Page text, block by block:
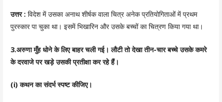
उत्तर : विदेश में उसका अनाथ शीर्षक वाला चित्र अनेक प्रतियोगिताओं में प्रथम
पुरस्कार पा चुका था। इसमें भिखारिन और उसके बच्चों का चित्रण किया गया था।
3.अरुणा मुँह धोने के लिए बाहर चली गई। लौटी तो देखा तीन-चार बच्चे उसके कमरे
के दरवाजे पर खड़े उसकी प्रतीक्षा कर रहे हैं।
(i) कथन का संदर्भ स्पष्ट कीजिए।